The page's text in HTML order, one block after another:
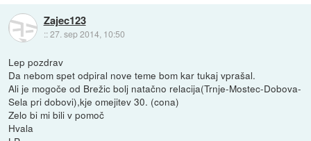
Zajec123
::27. sep 2014, 10:50
Lep pozdrav
Da nebom spet odpiral nove teme bom kar tukaj vprašal.
Ali je mogoče od Brežic bolj natačno relacija(Trnje-Mostec-Dobova-
Sela pri dobovi),kje omejitev 30. (cona)
Zelo bi mi bili v pomoč
Hvala